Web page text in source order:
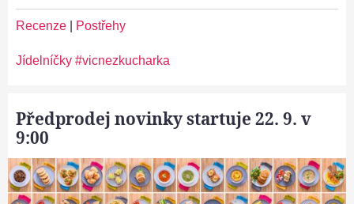
Recenze Postřehy
Jídelníčky #vicnezkucharka
Předprodej novinky startuje 22. 9. v
9:00